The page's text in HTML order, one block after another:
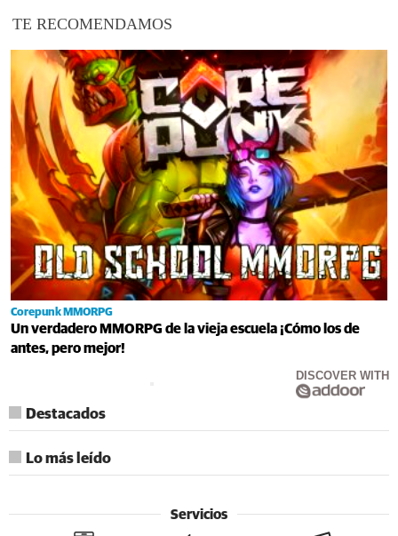
TE RECOMENDAMOS
Corepunk MMORPG
Un verdadero MMORPG de la vieja escuela ¡Cómo los de
antes, pero mejor!
DISCOVER WITH
Destacados
Lo más leído
Servicios